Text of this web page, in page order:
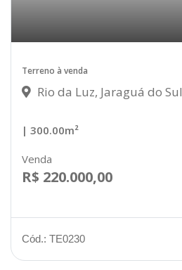
Terreno à venda
Rio da Luz, Jaraguá do Sul
| 300.00m²
Venda
R$ 220.000,00
Cód.: TE0230